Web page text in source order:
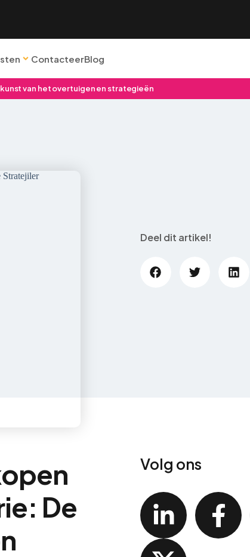
ContacteerBlog
van het overtuigen en strategieën
Deel dit artikel!
De
Volg ons